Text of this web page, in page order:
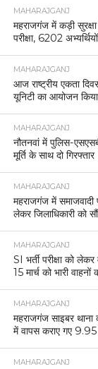
MAHARAJGANJ
महराजगंज में कड़ी
परीक्षा, 6202 अभ्यर्थियों
MAHARAJGANJ
आज राष्ट्रीय एकता
यूनिटी का आयोजन
MAHARAJGANJ
नौतनवां में पुलिस-
मूर्ति के साथ दो गिरफ्तार
MAHARAJGANJ
महराजगंज में समाजवादी
लेकर जिलाधिकारी को
MAHARAJGANJ
SI भर्ती परीक्षा को
15 मार्च को भारी
MAHARAJGANJ
महराजगंज साइबर थाना
में वापस कराए गए
MAHARAJGANJ